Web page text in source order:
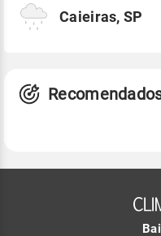
Caieiras, SP